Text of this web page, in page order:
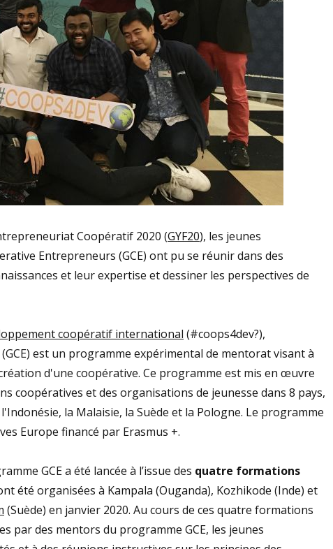
Coopératif 2020 (GYF20), les jeunes
Entrepreneurs (GCE) ont pu se réunir dans des
et leur expertise et dessiner les perspectives de
coopératif international (#coops4dev?),
(GCE) est un programme expérimental de mentorat visant à
d'une coopérative. Ce programme est mis en œuvre
coopératives et des organisations de jeunesse dans 8 pays,
la Malaisie, la Suède et la Pologne. Le programme
Europe financé par Erasmus +.
GCE a été lancée à l’issue des quatre formations
été organisées à Kampala (Ouganda), Kozhikode (Inde) et
(Suède) en janvier 2020. Au cours de ces quatre formations
par des mentors du programme GCE, les jeunes